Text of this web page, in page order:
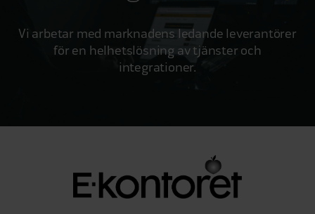
Vi arbetar med marknadens ledande leverantörer
för en helhetslösning av tjänster och
integrationer.